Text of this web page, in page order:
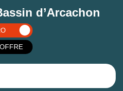
d’Arcachon
OFFRE